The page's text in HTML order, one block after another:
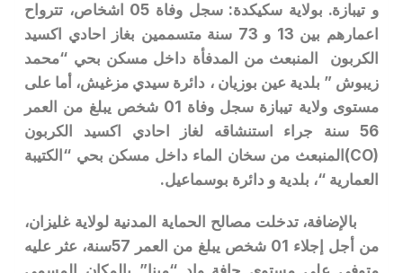
و تيبازة. بولاية سكيكدة: سجل وفاة 05 اشخاص، تترواح
اعمارهم بين 13 و 73 سنة متسممين بغاز احادي اكسيد
الكربون المنبعث من المدفأة داخل مسكن بحي “محمد
زيبوش ” بلدية عين بوزيان ، دائرة سيدي مزغيش، أما على
مستوى ولاية تيبازة سجل وفاة 01 شخص يبلغ من العمر
56 سنة جراء استنشاقه لغاز احادي اكسيد الكربون
(CO)المنبعث من سخان الماء داخل مسكن بحي “الكتيبة
العمارية “، بلدية و دائرة بوسماعيل.
بالإضافة، تدخلت مصالح الحماية المدنية لولاية غليزان،
من أجل إجلاء 01 شخص يبلغ من العمر 57سنة، عثر عليه